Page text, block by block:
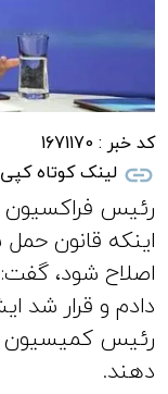
کد خبر : 1671170
لینک کوتاه
رئیس
اینکه قانون
اصلاح شود،
دادم و قرار شد
رئیس کمیسیون
دهند.